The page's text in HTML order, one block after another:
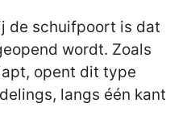
de schuifpoort is dat
wordt. Zoals
opent dit type
langs één kant